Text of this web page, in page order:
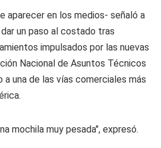
aparecer en los medios- señaló a
un paso al costado tras
impulsados por las nuevas
Nacional de Asuntos Técnicos
a una de las vías comerciales más
mochila muy pesada", expresó.